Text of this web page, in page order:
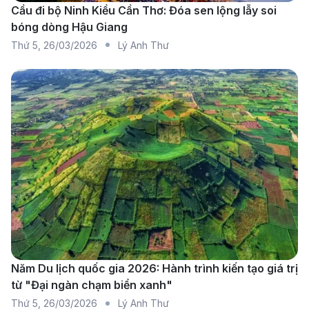
Quy trình đặt vé máy bay từ Hà Nội đi Paris nhanh
chóng và thuận tiện tại 190 Booking
Tối ưu chi phí theo từng thời điểm:Giá vé máy
bay quốc tế luôn thay đổi theo mùa và nhu cầu.
190 Booking chủ động theo dõi biến động giá mỗi
ngày để tư vấn thời điểm đặt vé phù hợp, giúp
khách hàng tiết kiệm chi phí mà vẫn đảm bảo lịch
trình mong muốn cho hành trình Hà Nội đi Paris.
Kinh nghiệm xử lý vé quốc tế:
Cầu đi bộ Ninh Kiều Cần Thơ: Đóa sen lộng lẫy soi
bóng dòng Hậu Giang
Thứ 5 26/03/2026 Lý Anh Thư
Năm Du lịch quốc gia 2026: Hành trình kiến tạo giá trị
từ "Đại ngàn chạm biển xanh"
Thứ 5 26/03/2026 Lý Anh Thư